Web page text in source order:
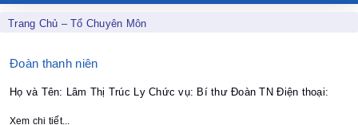
Trang Chủ –Tổ Chuyên Môn
Đoàn thanh niên
Họ và Tên: Lâm Thị Trúc Ly Chức vụ: Bí thư Đoàn TN Điện thoại:
Xem chi tiết...